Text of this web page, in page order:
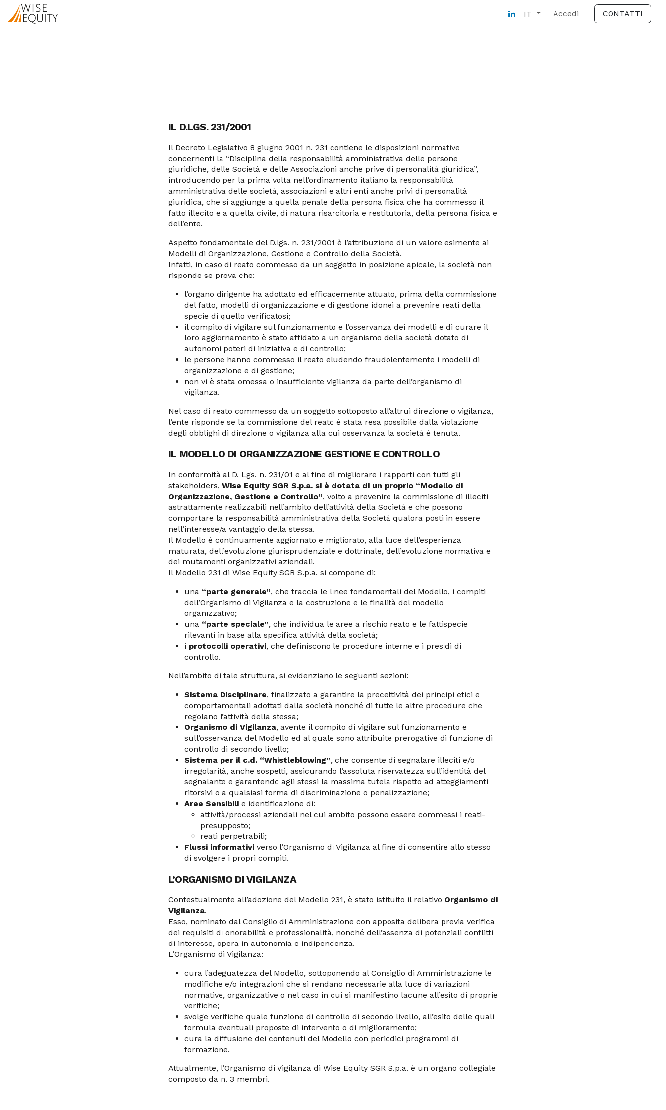
Passa al contenuto
IT Accedi CONTATTI
IL D.LGS. 231/2001
Il Decreto Legislativo 8 giugno 2001 n. 231 contiene le disposizioni normative
concernenti la “Disciplina della responsabilità amministrativa delle persone
giuridiche, delle Società e delle Associazioni anche prive di personalità giuridica”,
introducendo per la prima volta nell’ordinamento italiano la responsabilità
amministrativa delle società, associazioni e altri enti anche privi di personalità
giuridica, che si aggiunge a quella penale della persona fisica che ha commesso il
fatto illecito e a quella civile, di natura risarcitoria e restitutoria, della persona fisica e
dell’ente.
Aspetto fondamentale del D.lgs. n. 231/2001 è l’attribuzione di un valore esimente ai
Modelli di Organizzazione, Gestione e Controllo della Società.
Infatti, in caso di reato commesso da un soggetto in posizione apicale, la società non
risponde se prova che:
l’organo dirigente ha adottato ed efficacemente attuato, prima della commissione
del fatto, modelli di organizzazione e di gestione idonei a prevenire reati della
specie di quello verificatosi;
il compito di vigilare sul funzionamento e l’osservanza dei modelli e di curare il
loro aggiornamento è stato affidato a un organismo della società dotato di
autonomi poteri di iniziativa e di controllo;
le persone hanno commesso il reato eludendo fraudolentemente i modelli di
organizzazione e di gestione;
non vi è stata omessa o insufficiente vigilanza da parte dell’organismo di
vigilanza.
Nel caso di reato commesso da un soggetto sottoposto all’altrui direzione o vigilanza,
l’ente risponde se la commissione del reato è stata resa possibile dalla violazione
degli obblighi di direzione o vigilanza alla cui osservanza la società è tenuta.
IL MODELLO DI ORGANIZZAZIONE GESTIONE E CONTROLLO
In conformità al D. Lgs. n. 231/01 e al fine di migliorare i rapporti con tutti gli
stakeholders, Wise Equity SGR S.p.a. si è dotata di un proprio “Modello di
Organizzazione, Gestione e Controllo”, volto a prevenire la commissione di illeciti
astrattamente realizzabili nell’ambito dell’attività della Società e che possono
comportare la responsabilità amministrativa della Società qualora posti in essere
nell’interesse/a vantaggio della stessa.
Il Modello è continuamente aggiornato e migliorato, alla luce dell’esperienza
maturata, dell’evoluzione giurisprudenziale e dottrinale, dell’evoluzione normativa e
dei mutamenti organizzativi aziendali.
Il Modello 231 di Wise Equity SGR S.p.a. si compone di:
una “parte generale”, che traccia le linee fondamentali del Modello, i compiti
dell’Organismo di Vigilanza e la costruzione e le finalità del modello
organizzativo;
una “parte speciale”, che individua le aree a rischio reato e le fattispecie
rilevanti in base alla specifica attività della società;
i protocolli operativi, che definiscono le procedure interne e i presidi di
controllo.
Nell’ambito di tale struttura, si evidenziano le seguenti sezioni:
Sistema Disciplinare, finalizzato a garantire la precettività dei principi etici e
comportamentali adottati dalla società nonché di tutte le altre procedure che
regolano l’attività della stessa;
Organismo di Vigilanza, avente il compito di vigilare sul funzionamento e
sull’osservanza del Modello ed al quale sono attribuite prerogative di funzione di
controllo di secondo livello;
Sistema per il c.d. “Whistleblowing”, che consente di segnalare illeciti e/o
irregolarità, anche sospetti, assicurando l’assoluta riservatezza sull’identità del
segnalante e garantendo agli stessi la massima tutela rispetto ad atteggiamenti
ritorsivi o a qualsiasi forma di discriminazione o penalizzazione;
Aree Sensibili e identificazione di:​​​​​​​​​​​​​
attività/processi aziendali nel cui ambito possono essere commessi i reati-
presupposto;
reati perpetrabili;
Flussi informativi verso l’Organismo di Vigilanza al fine di consentire allo stesso
di svolgere i propri compiti.
L’ORGANISMO DI VIGILANZA
Contestualmente all’adozione del Modello 231, è stato istituito il relativo Organismo di
Vigilanza.
Esso, nominato dal Consiglio di Amministrazione con apposita delibera previa verifica
dei requisiti di onorabilità e professionalità, nonché dell’assenza di potenziali conflitti
di interesse, opera in autonomia e indipendenza.
L’Organismo di Vigilanza:
cura l’adeguatezza del Modello, sottoponendo al Consiglio di Amministrazione le
modifiche e/o integrazioni che si rendano necessarie alla luce di variazioni
normative, organizzative o nel caso in cui si manifestino lacune all’esito di proprie
verifiche;
svolge verifiche quale funzione di controllo di secondo livello, all’esito delle quali
formula eventuali proposte di intervento o di miglioramento;
cura la diffusione dei contenuti del Modello con periodici programmi di
formazione.
Attualmente, l’Organismo di Vigilanza di Wise Equity SGR S.p.a. è un organo collegiale
composto da n. 3 membri.